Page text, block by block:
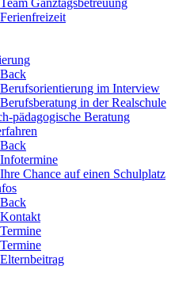
Team Ganztagsbetreuung
Ferienfreizeit
Back
Berufsorientierung im Interview
Berufsberatung in der Realschule
pädagogische Beratung
Back
Infotermine
Ihre Chance auf einen Schulplatz
Back
Kontakt
Termine
Termine
Elternbeitrag